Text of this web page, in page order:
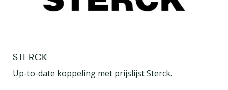
STERCK
Up-to-date koppeling met prijslijst Sterck.